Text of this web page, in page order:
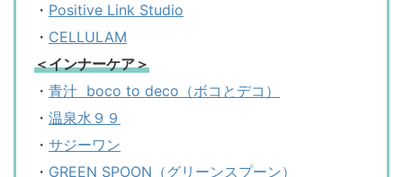
・ Positive Link Studio
・ CELLULAM
＜インナーケア＞
・ 青汁 boco to deco（ボコとデコ）
・ 温泉水９９
・ サジーワン
・ GREEN SPOON（グリーンスプーン）